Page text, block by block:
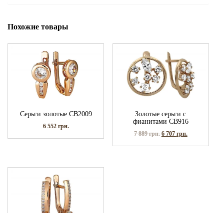
Похожие товары
Серьги золотые СВ2009
6 552 грн.
Золотые серьги с
фианитами СВ916
7 889грн. 6 707 грн.